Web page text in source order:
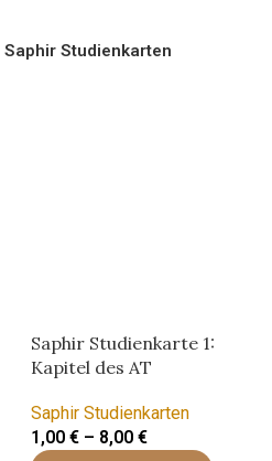
Saphir Studienkarten
Saphir Studienkarte 1:
Kapitel des AT
Saphir Studienkarten
1,00 € – 8,00 €